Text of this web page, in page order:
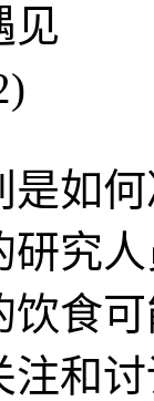
见
何
研究
饮食
注和